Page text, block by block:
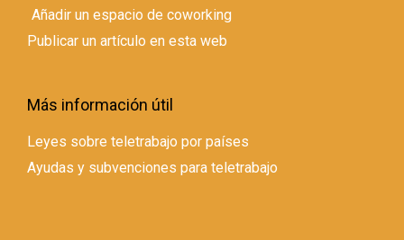
Añadir un espacio de coworking
Publicar un artículo en esta web
Más información útil
Leyes sobre teletrabajo por países
Ayudas y subvenciones para teletrabajo